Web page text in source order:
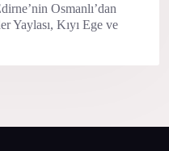
Osmanlı’dan
Yaylası, Kıyı Ege ve